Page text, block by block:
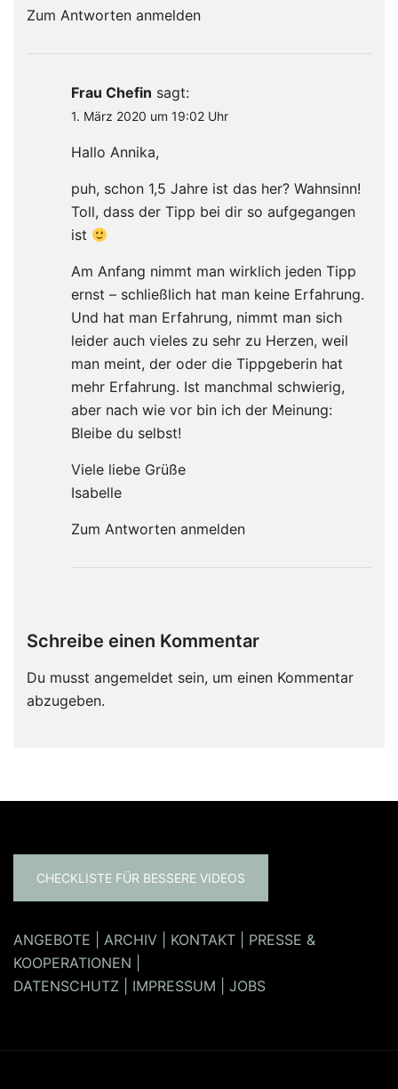
Zum Antworten anmelden
Frau Chefin sagt:
1. März 2020 um 19:02 Uhr
Hallo Annika,
puh, schon 1,5 Jahre ist das her? Wahnsinn!
Toll, dass der Tipp bei dir so aufgegangen
ist
Am Anfang nimmt man wirklich jeden Tipp
ernst – schließlich hat man keine Erfahrung.
Und hat man Erfahrung, nimmt man sich
leider auch vieles zu sehr zu Herzen, weil
man meint, der oder die Tippgeberin hat
mehr Erfahrung. Ist manchmal schwierig,
aber nach wie vor bin ich der Meinung:
Bleibe du selbst!
Viele liebe Grüße
Isabelle
Zum Antworten anmelden
Schreibe einen Kommentar
Du musst angemeldet sein, um einen Kommentar
abzugeben.
CHECKLISTE FÜR BESSERE VIDEOS
ANGEBOTE ARCHIV KONTAKT
PRESSE &
KOOPERATIONEN
DATENSCHUTZ
IMPRESSUM JOBS